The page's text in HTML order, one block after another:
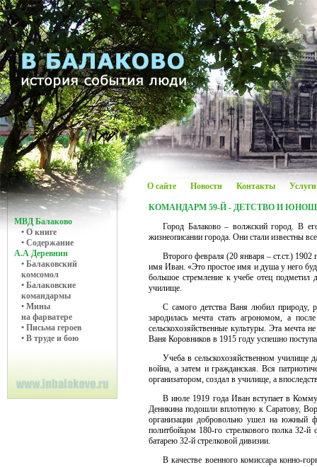
О сайте Новости Контакты Услуги
МВД Балаково
• О книге
• Содержание
А.А Деревнин
• Балаковский
комсомол
• Балаковские
командармы
• Мины
на фарватере
• Письма героев
• В труде и бою
КОМАНДАРМ 59-Й - ДЕТСТВО И
Город Балаково – волжский город. В
жизнеописании города. Они стали известны
Второго февраля (20 января – ст.ст.)
имя Иван. «Это простое имя и душа у него
большое стремление к учебе отец подметил
училище.
С самого детства Ваня любил природу,
зародилась мечта стать агрономом, а
сельскохозяйственные культуры. Эта мечта
Ваня Коровников в 1915 году успешно
Учеба в сельскохозяйственном училище
война, а затем и гражданская. Вся
организатором, создал в училище, а
В июле 1919 года Иван вступает в
Деникина подошли вплотную к Саратову,
организации добровольно ушел на южный
политбойцом 180-го стрелкового полка 32-
батарею 32-й стрелковой дивизии.
В качестве военного комиссара конно-